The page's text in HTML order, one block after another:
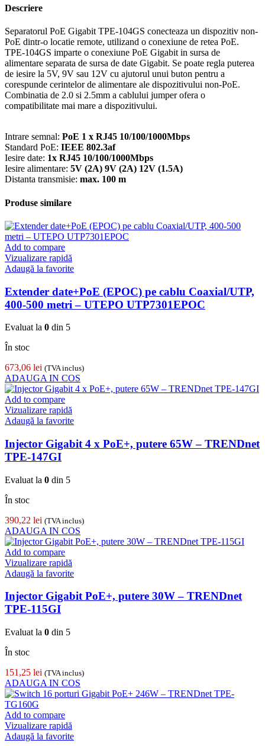
TRENDnet
104GS
Descriere
Separatorul PoE Gigabit TPE-104GS conecteaza un dispozitiv non-
PoE dintr-o locatie remote, utilizand o conexiune de retea PoE.
TPE-104GS imparte o conexiune PoE Gigabit in sursa de
alimentare separata de sursa de date Gigabit. Se poate regla puterea
de iesire la 5V, 9V sau 12V cu ajutorul unui buton pentru a
corespunde cerintelor de alimentare ale dispozitivului non-PoE.
Combinatia de 2.0 si 2.5mm a cablului jumper ofera o
compatibilitate mai mare a dispozitivului.
Intrare semnal: PoE 1 x RJ45 10/100/1000Mbps
Standard PoE: IEEE 802.3af
Iesire date: 1x RJ45 10/100/1000Mbps
Iesire alimentare: 5V (2A) 9V (2A) 12V (1.5A)
Distanta transmisie: max. 100 m
Produse similare
Add to compare
Vizualizare rapidă
Adaugă la favorite
Extender date+PoE (EPOC) pe cablu Coaxial/UTP,
400-500 metri – UTEPO UTP7301EPOC
Evaluat la 0 din 5
În stoc
673,06 lei (TVA inclus)
ADAUGA IN COS
Add to compare
Vizualizare rapidă
Adaugă la favorite
Injector Gigabit 4 x PoE+, putere 65W – TRENDnet
TPE-147GI
Evaluat la 0 din 5
În stoc
390,22 lei (TVA inclus)
ADAUGA IN COS
Add to compare
Vizualizare rapidă
Adaugă la favorite
Injector Gigabit PoE+, putere 30W – TRENDnet
TPE-115GI
Evaluat la 0 din 5
În stoc
151,25 lei (TVA inclus)
ADAUGA IN COS
Add to compare
Vizualizare rapidă
Adaugă la favorite